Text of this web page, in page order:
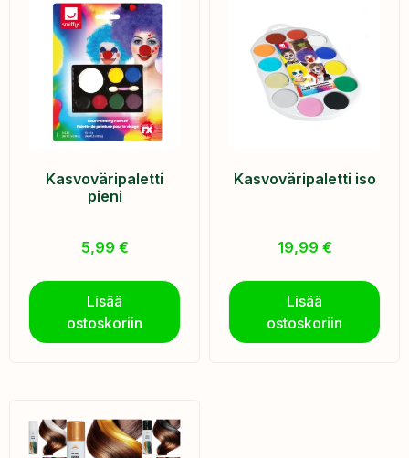
Kasvoväripaletti
pieni
5,99 €
Lisää
ostoskoriin
Kasvoväripaletti iso
19,99 €
Lisää
ostoskoriin